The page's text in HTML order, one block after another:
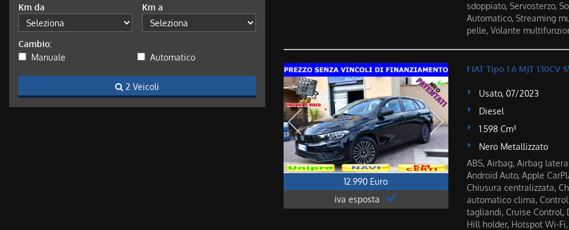
Km da Km a
Cambio:
Manuale
Automatico
2 Veicoli
sdoppiato, Servosterzo,
Automatico, Streaming
pelle, Volante
12.990 Euro
iva esposta
FIAT Tipo 1.6 MJT
Usato, 07/2023
Diesel
1.598 Cm³
Nero Metallizzato
ABS, Airbag, Airbag
Android Auto, Apple
Chiusura centralizzata,
automatico clima,
tagliandi, Cruise Control,
Hill holder, Hotspot Wi-